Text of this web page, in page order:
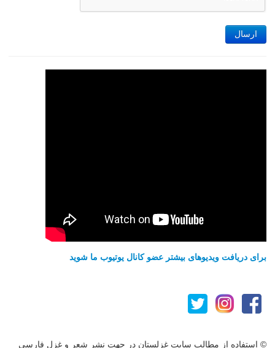
ارسال
برای دریافت ویدیوهای بیشتر عضو کانال یوتیوب ما شوید
© استفاده از مطالب سایت غزلستان در جهت نشر شعر و غزل فارسی